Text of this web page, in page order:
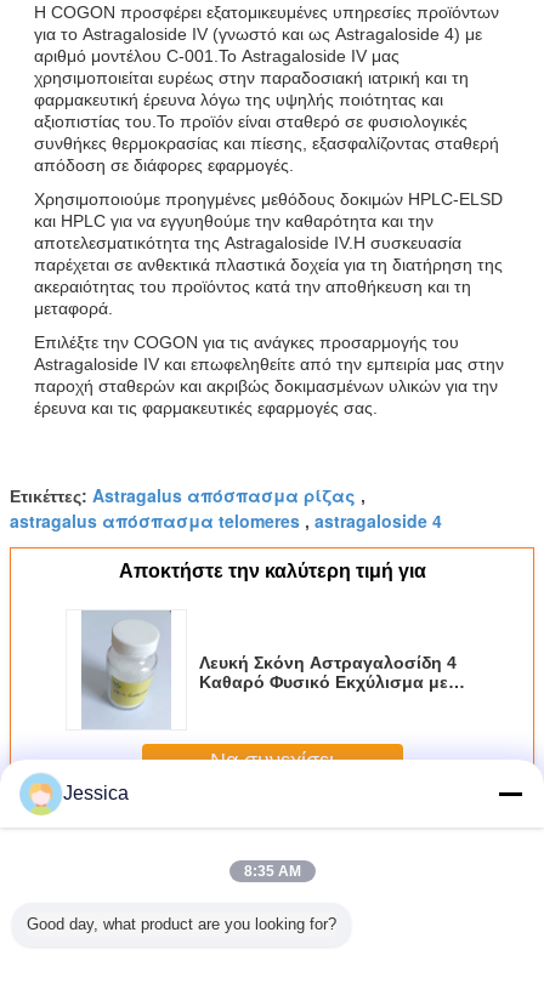
Η COGON προσφέρει εξατομικευμένες υπηρεσίες προϊόντων
για το Astragaloside IV (γνωστό και ως Astragaloside 4) με
αριθμό μοντέλου C-001.Το Astragaloside IV μας
χρησιμοποιείται ευρέως στην παραδοσιακή ιατρική και τη
φαρμακευτική έρευνα λόγω της υψηλής ποιότητας και
αξιοπιστίας του.Το προϊόν είναι σταθερό σε φυσιολογικές
συνθήκες θερμοκρασίας και πίεσης, εξασφαλίζοντας σταθερή
απόδοση σε διάφορες εφαρμογές.
Χρησιμοποιούμε προηγμένες μεθόδους δοκιμών HPLC-ELSD
και HPLC για να εγγυηθούμε την καθαρότητα και την
αποτελεσματικότητα της Astragaloside IV.Η συσκευασία
παρέχεται σε ανθεκτικά πλαστικά δοχεία για τη διατήρηση της
ακεραιότητας του προϊόντος κατά την αποθήκευση και τη
μεταφορά.
Επιλέξτε την COGON για τις ανάγκες προσαρμογής του
Astragaloside IV και επωφεληθείτε από την εμπειρία μας στην
παροχή σταθερών και ακριβώς δοκιμασμένων υλικών για την
έρευνα και τις φαρμακευτικές εφαρμογές σας.
Ετικέττες: Astragalus απόσπασμα ρίζας ,
astragalus απόσπασμα telomeres , astragaloside 4
Αποκτήστε την καλύτερη τιμή για
Λευκή Σκόνη Αστραγαλοσίδη 4
Καθαρό Φυσικό Εκχύλισμα με
Παρασκευή Συμπληρωμάτων
Διατροφής
Να συνεχίσει
ΠερισσότεροιAstragaloside IV
Jessica
8:35 AM
Good day, what product are you looking for?